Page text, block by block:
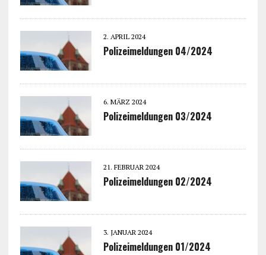
2. APRIL 2024
Polizeimeldungen 04/2024
6. MÄRZ 2024
Polizeimeldungen 03/2024
21. FEBRUAR 2024
Polizeimeldungen 02/2024
3. JANUAR 2024
Polizeimeldungen 01/2024